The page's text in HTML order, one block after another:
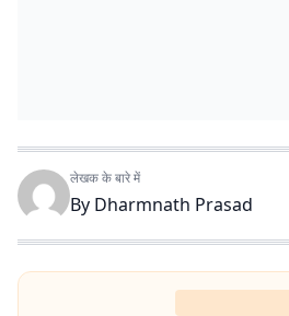
लेखक के बारे में
By Dharmnath Prasad